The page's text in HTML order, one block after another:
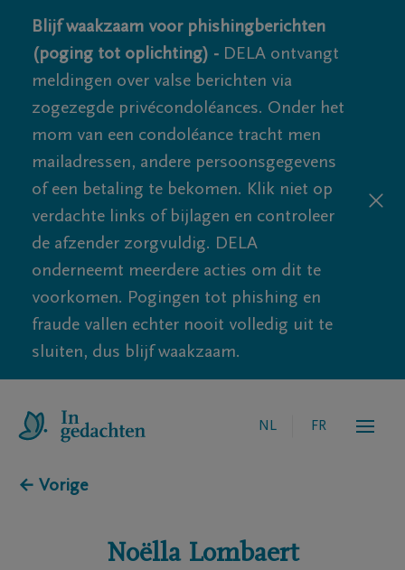
Blijf waakzaam voor phishingberichten
(poging tot oplichting) - DELA ontvangt
meldingen over valse berichten via
zogezegde privécondoléances. Onder het
mom van een condoléance tracht men
mailadressen, andere persoonsgegevens
of een betaling te bekomen. Klik niet op
verdachte links of bijlagen en controleer
de afzender zorgvuldig. DELA
onderneemt meerdere acties om dit te
voorkomen. Pogingen tot phishing en
fraude vallen echter nooit volledig uit te
sluiten, dus blijf waakzaam.
NL FR
← Vorige
Noëlla Lombaert